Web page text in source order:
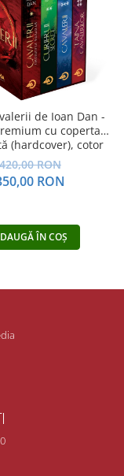
de Ioan Dan -
cu coperta
(hardcover), cotor
cusută, în cutie,
complet
420,00 RON
RON
ÎN COȘ